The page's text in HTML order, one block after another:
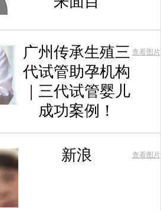
广州传承生殖三
代试管助孕机构
｜三代试管婴儿
成功案例！
查看图片
新浪 查看图片